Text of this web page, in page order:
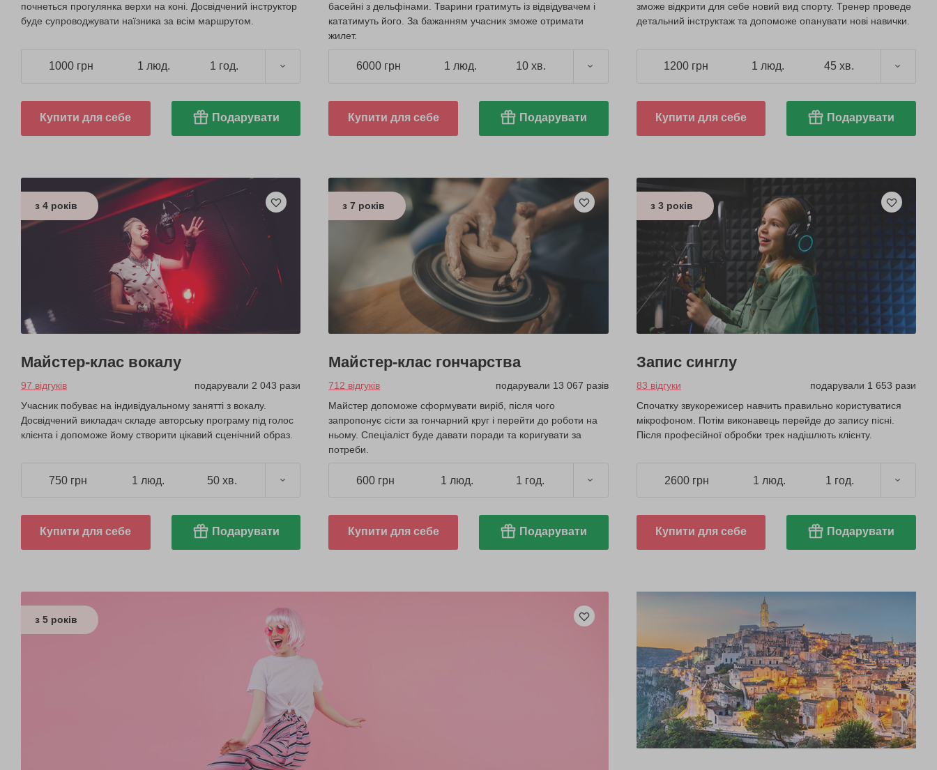
почнеться прогулянка верхи на коні. Досвідчений інструктор
буде супроводжувати наїзника за всім маршрутом.
1000 грн 1 люд. 1 год.
Купити для себе Подарувати
басейні з дельфінами. Тварини гратимуть із відвідувачем і
кататимуть його. За бажанням учасник зможе отримати
жилет.
6000 грн 1 люд. 10 хв.
Купити для себе Подарувати
зможе відкрити для себе новий вид спорту. Тренер проведе
детальний інструктаж та допоможе опанувати нові навички.
1200 грн 1 люд. 45 хв.
Купити для себе Подарувати
з 4 років
Майстер-клас вокалу
97 відгуків
подарували 2 043 рази
Учасник побуває на індивідуальному занятті з вокалу.
Досвідчений викладач складе авторську програму під голос
клієнта і допоможе йому створити цікавий сценічний образ.
750 грн 1 люд. 50 хв.
Купити для себе Подарувати
з 7 років
Майстер-клас гончарства
712 відгуків
подарували 13 067 разів
Майстер допоможе сформувати виріб, після чого
запропонує сісти за гончарний круг і перейти до роботи на
ньому. Спеціаліст буде давати поради та коригувати за
потреби.
600 грн 1 люд. 1 год.
Купити для себе Подарувати
з 3 років
Запис синглу
83 відгуки
подарували 1 653 рази
Спочатку звукорежисер навчить правильно користуватися
мікрофоном. Потім виконавець перейде до запису пісні.
Після професійної обробки трек надішлють клієнту.
2600 грн 1 люд. 1 год.
Купити для себе Подарувати
з 5 років